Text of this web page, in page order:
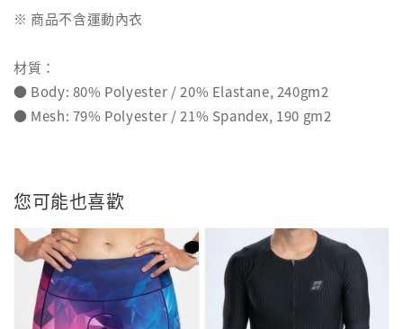
※ 商品不含運動內衣
材質：
● Body: 80% Polyester / 20% Elastane, 240gm2
● Mesh: 79% Polyester / 21% Spandex, 190 gm2
您可能也喜歡